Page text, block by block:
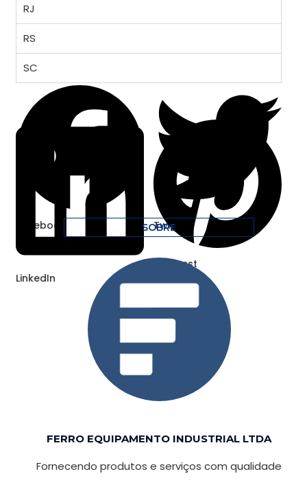
Facebook Twitter
LinkedIn
Pinterest
RJ
RS
SC
SOBRE
FERRO EQUIPAMENTO INDUSTRIAL LTDA
Fornecendo produtos e serviços com qualidade